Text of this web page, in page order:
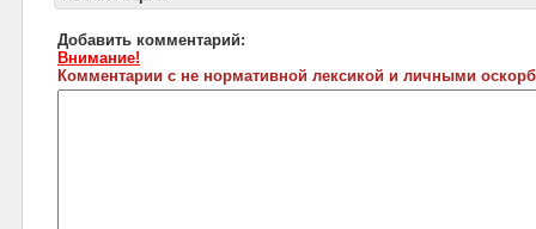
Добавить комментарий:
Внимание!
Комментарии с не нормативной лексикой и личными